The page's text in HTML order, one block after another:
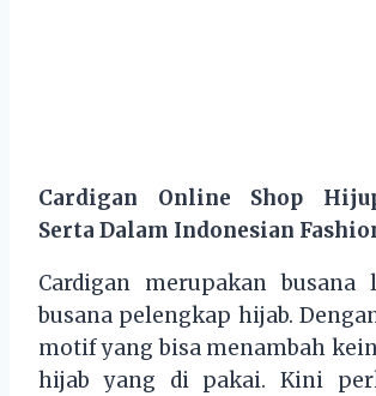
Cardigan Online Shop
Serta Dalam Indonesian
Cardigan merupakan busana
busana pelengkap hijab.
motif yang bisa menambah
hijab yang di pakai. Kini